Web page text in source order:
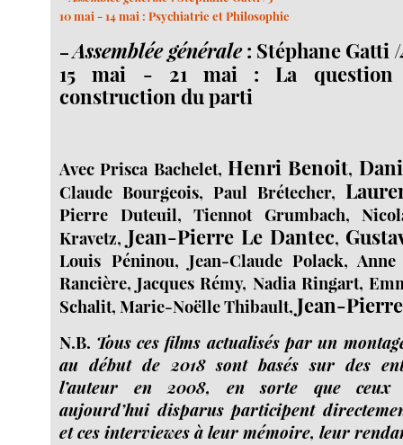
10 mai - 14 mai : Psychiatrie et Philosophie
– Assemblée générale: Stéphane Gatti
15 mai - 21 mai : La question
construction du parti
Avec Prisca Bachelet,Henri Benoit,
Claude Bourgeois, Paul Brétecher,
Pierre Duteuil, Tiennot Grumbach,
Kravetz,Jean-Pierre Le Dantec,
Louis Péninou, Jean-Claude Polack,
Rancière, Jacques Rémy, Nadia Ringart,
Schalit, Marie-Noëlle Thibault,Jean-
N.B. Tous ces films actualisés par un
au début de 2018 sont basés sur des
l’auteur en 2008, en sorte que ceux
aujourd’hui disparus participent
et ces interviewes à leur mémoire, leur